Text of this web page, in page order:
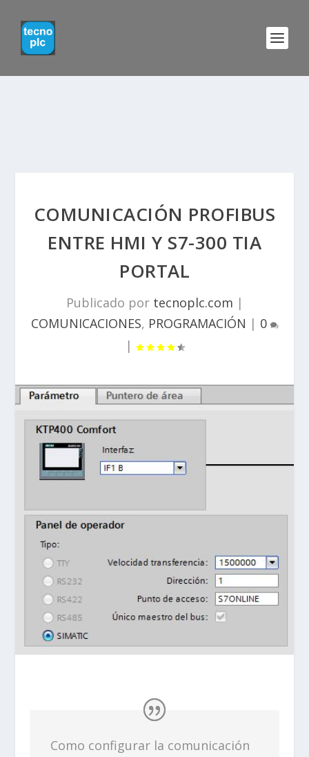
COMUNICACIÓN PROFIBUS
ENTRE HMI Y S7-300 TIA
PORTAL
Publicado por tecnoplc.com |
COMUNICACIONES, PROGRAMACIÓN | 0
|
Como configurar la comunicación